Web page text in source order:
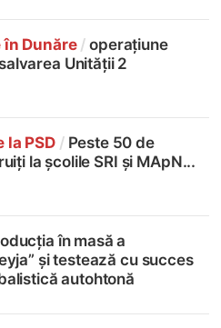
Dunăre / operațiune
Unității 2
PSD / Peste 50 de
la școlile SRI și MApN...
în masă a
și testează cu succes
autohtonă